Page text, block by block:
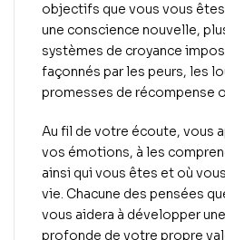
objectifs que vous vous
une conscience nouvelle,
systèmes de croyance
façonnés par les peurs, les
promesses de récompense
Au fil de votre écoute, vous
vos émotions, à les
ainsi qui vous êtes et où
vie. Chacune des pensées
vous aidera à développer
profonde de votre propre